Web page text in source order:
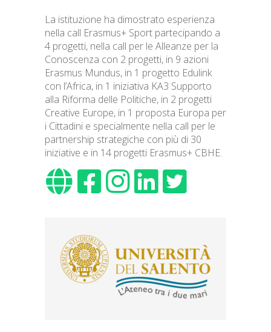
La istituzione ha dimostrato esperienza
nella call Erasmus+ Sport partecipando a
4 progetti, nella call per le Alleanze per la
Conoscenza con 2 progetti, in 9 azioni
Erasmus Mundus, in 1 progetto Edulink
con l’Africa, in 1 iniziativa KA3 Supporto
alla Riforma delle Politiche, in 2 progetti
Creative Europe, in 1 proposta Europa per
i Cittadini e specialmente nella call per le
partnership strategiche con più di 30
iniziative e in 14 progetti Erasmus+ CBHE.